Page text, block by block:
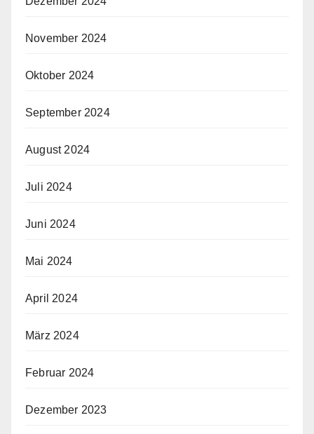
November 2024
Oktober 2024
September 2024
August 2024
Juli 2024
Juni 2024
Mai 2024
April 2024
März 2024
Februar 2024
Dezember 2023